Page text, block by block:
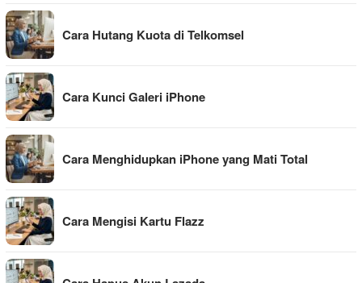
Cara Hutang Kuota di Telkomsel
Cara Kunci Galeri iPhone
Cara Menghidupkan iPhone yang Mati Total
Cara Mengisi Kartu Flazz